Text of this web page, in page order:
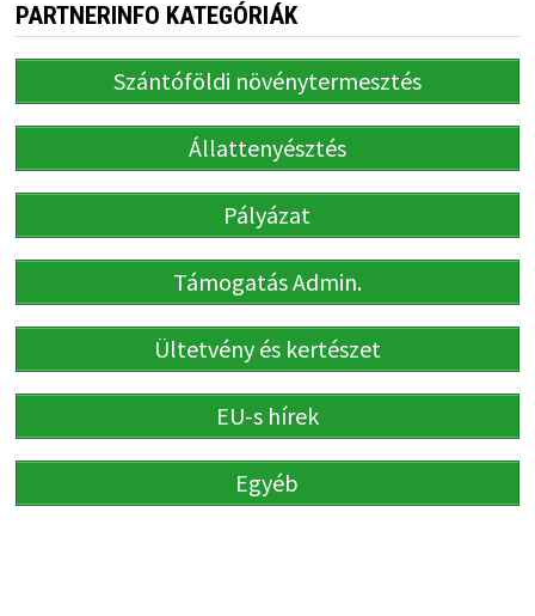
PARTNERINFO KATEGÓRIÁK
Szántóföldi növénytermesztés
Állattenyésztés
Pályázat
Támogatás Admin.
Ültetvény és kertészet
EU-s hírek
Egyéb